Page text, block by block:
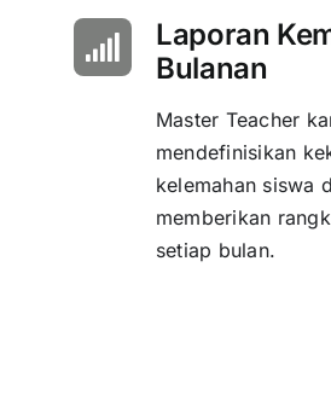
Laporan
Bulanan
Master Teacher
mendefinisikan
kelemahan siswa
memberikan
setiap bulan.